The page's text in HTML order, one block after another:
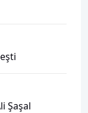
Şaşal